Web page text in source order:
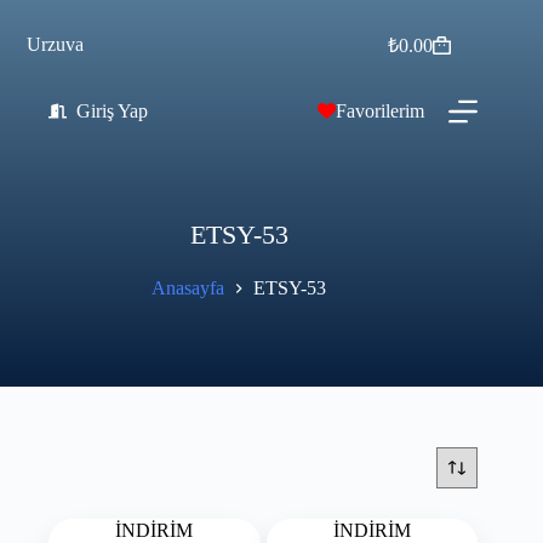
Urzuva ₺0.00
Giriş Yap Favorilerim
ETSY-53
Anasayfa ETSY-53
İNDİRİM İNDİRİM